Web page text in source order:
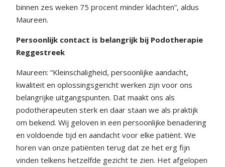
binnen zes weken 75 procent minder klachten”, aldus
Maureen.
Persoonlijk contact is belangrijk bij Podotherapie
Reggestreek
Maureen: “Kleinschaligheid, persoonlijke aandacht,
kwaliteit en oplossingsgericht werken zijn voor ons
belangrijke uitgangspunten. Dat maakt ons als
podotherapeuten sterk en daar staan we als praktijk
om bekend. Wij geloven in een persoonlijke benadering
en voldoende tijd en aandacht voor elke patiënt. We
horen van onze patiënten terug dat ze het erg fijn
vinden telkens hetzelfde gezicht te zien. Het afgelopen